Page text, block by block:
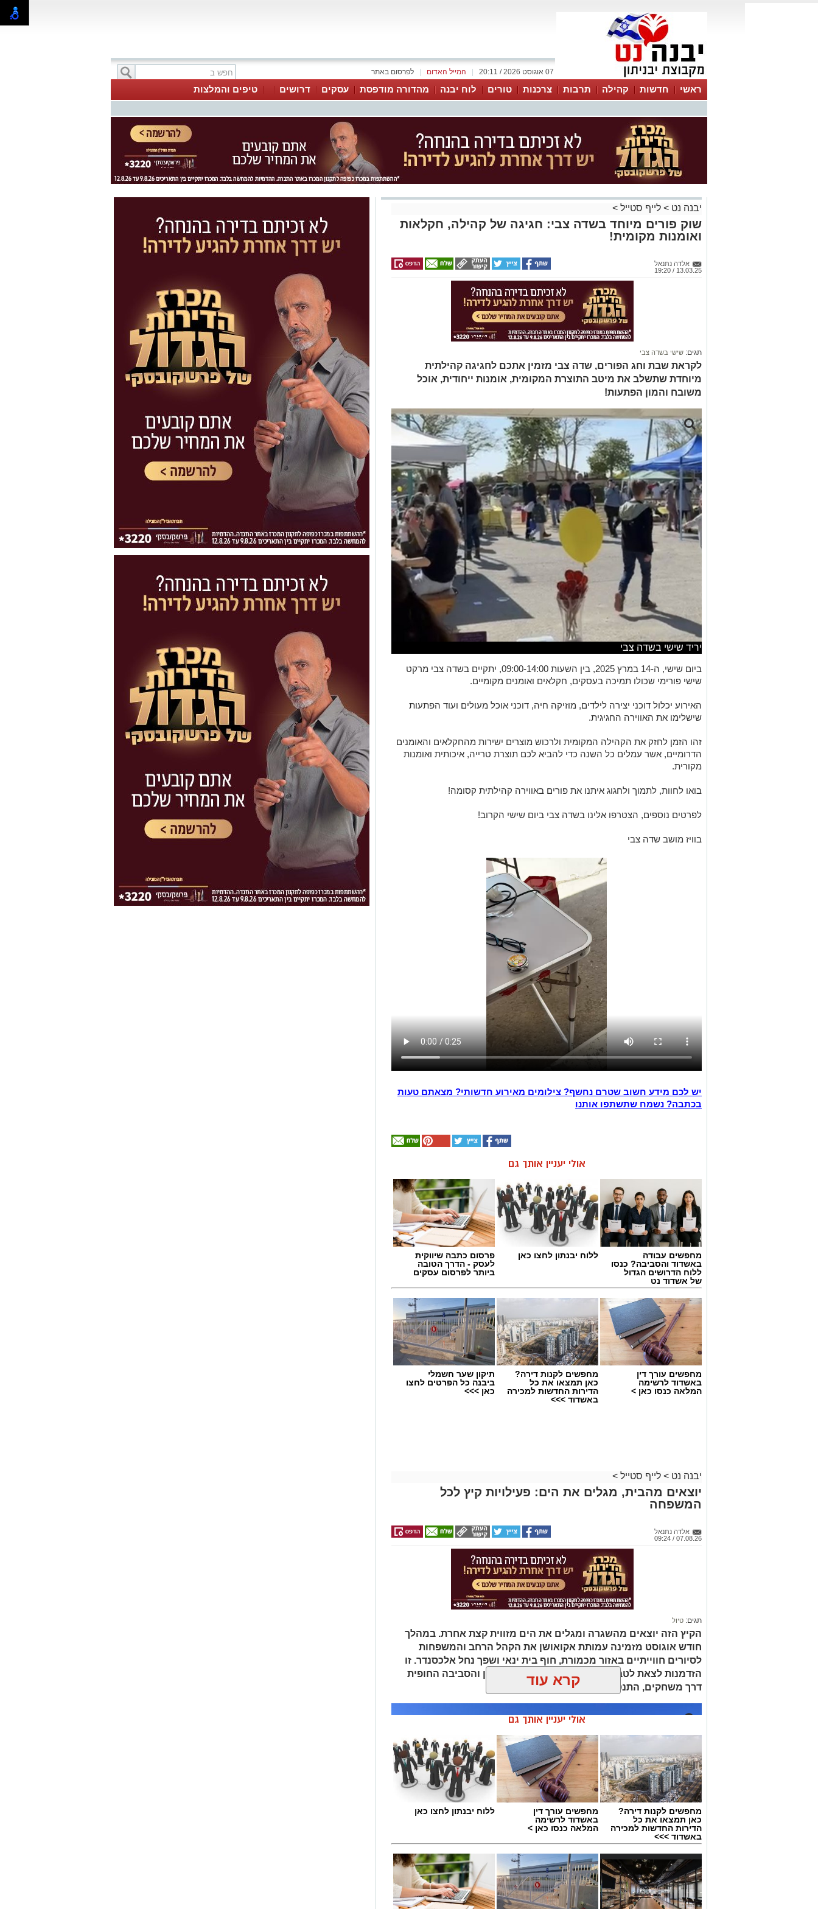
לפרסום באתר המייל האדום 07 אוגוסט 2026 / 20:11
ראשי חדשות קהילה תרבות צרכנות טורים לוח יבנה מהדורה מודפסת עסקים דרושים טיפים והמלצות
יבנה נט > לייף סטייל >
שוק פורים מיוחד בשדה צבי: חגיגה של קהילה, חקלאות
ואומנות מקומית!
אלדה נתנאל
13.03.25 / 19:20
תגים: שישי בשדה צבי
לקראת שבת וחג הפורים, שדה צבי מזמין אתכם לחגיגה קהילתית
מיוחדת שתשלב את מיטב התוצרת המקומית, אומנות ייחודית, אוכל
משובח והמון הפתעות!
יריד שישי בשדה צבי
ביום שישי, ה-14 במרץ 2025, בין השעות 09:00-14:00, יתקיים בשדה צבי מרקט
שישי פורימי שכולו תמיכה בעסקים, חקלאים ואומנים מקומיים.
האירוע יכלול דוכני יצירה לילדים, מוזיקה חיה, דוכני אוכל מעולים ועוד הפתעות
שישלימו את האווירה החגיגית.
זהו הזמן לחזק את הקהילה המקומית ולרכוש מוצרים ישירות מהחקלאים והאומנים
הדרומיים, אשר עמלים כל השנה כדי להביא לכם תוצרת טרייה, איכותית ואומנות
מקורית.
בואו לחוות, לתמוך ולחגוג איתנו את פורים באווירה קהילתית קסומה!
לפרטים נוספים, הצטרפו אלינו בשדה צבי ביום שישי הקרוב!
בוויז מושב שדה צבי
יש לכם מידע חשוב שטרם נחשף? צילומים מאירוע חדשותי? מצאתם טעות
בכתבה? נשמח שתשתפו אותנו
אולי יעניין אותך גם
מחפשים עבודה
באשדוד והסביבה? כנסו
ללוח הדרושים הגדול
של אשדוד נט
ללוח יבנתון לחצו כאן
פרסום כתבה שיווקית
לעסק - הדרך הטובה
ביותר לפרסום עסקים
מחפשים עורך דין
באשדוד לרשימה
המלאה כנסו כאן >
מחפשים לקנות דירה?
כאן תמצאו את כל
הדירות החדשות למכירה
באשדוד >>>
תיקון שער חשמלי
ביבנה כל הפרטים לחצו
כאן >>>
יבנה נט > לייף סטייל >
יוצאים מהבית, מגלים את הים: פעילויות קיץ לכל
המשפחה
אלדה נתנאל
07.08.26 / 09:24
תגים: טיול
הקיץ הזה יוצאים מהשגרה ומגלים את הים מזווית קצת אחרת. במהלך
חודש אוגוסט מזמינה עמותת אקואושן את הקהל הרחב והמשפחות
לסיורים חווייתיים באזור מכמורת, חוף בית ינאי ושפך נחל אלכסנדר. זו
הזדמנות לצאת לטבע ולהכיר מקרוב את הים התיכון והסביבה החופית
דרך משחקים, התנסות ופעילות מהנה ומגבשת.
קרא עוד
אולי יעניין אותך גם
מחפשים לקנות דירה?
כאן תמצאו את כל
הדירות החדשות למכירה
באשדוד >>>
מחפשים עורך דין
באשדוד לרשימה
המלאה כנסו כאן >
ללוח יבנתון לחצו כאן